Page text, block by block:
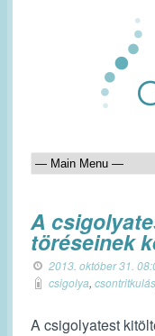
A
töréseinek
2013. október 31.
csigolya, csontritkulás
A csigolyatest